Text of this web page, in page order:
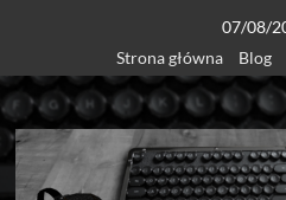
content
07/08/
Strona główna
Blog